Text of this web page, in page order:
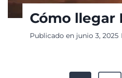
Cómo llegar
Publicado en junio 3, 2025